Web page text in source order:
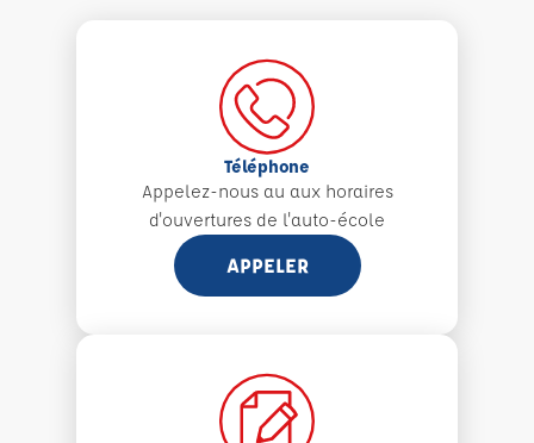
Téléphone
Appelez-nous au aux horaires
d'ouvertures de l'auto-école
APPELER